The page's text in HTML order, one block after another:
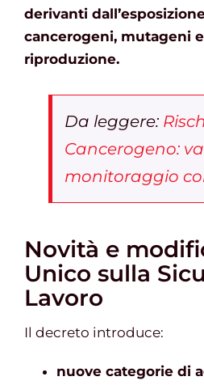
Chi siamo
derivanti
cancerogeni, mutageni
riproduzione.
Da leggere:
Cancerogeno:
monitoraggio
Novità e
Unico sulla
Lavoro
Il decreto introduce:
nuove categorie di